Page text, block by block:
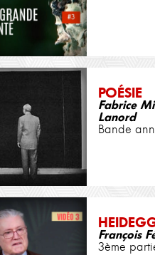
POÉSIE
Fabrice
Lanord
Bande
François
3ème